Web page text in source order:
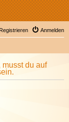
Anmelden
Registrieren
du auf